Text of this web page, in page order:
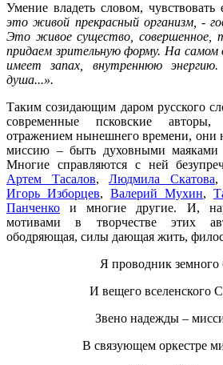
Умение владеть словом, чувствовать
это живой прекрасный организм, -
Это живое существо, совершенное,
придаем зрительную форму. На самом
имеет запах, внутреннюю
душа...».
Таким созидающим даром русского
современные псковские
отражением нынешнего времени, они
миссию – быть духовными маяками
Многие справляются с ней
Артем Тасалов,Людмила Скатова,
Игорь Изборцев, Валерий Мухин,
Панченко и многие другие. И,
мотивами в творчестве этих
ободряющая, силы дающая жить,
Я проводник земного
И вещего вселенского
Звено надежды –
В связующем оркестре